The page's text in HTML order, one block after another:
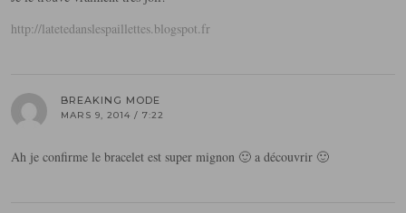
http://latetedanslespaillettes.blogspot.fr
BREAKING MODE
MARS 9, 2014 / 7:22
Ah je confirme le bracelet est super mignon 🙂 a découvrir 🙂